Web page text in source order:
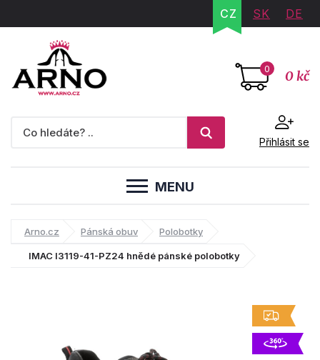
CZ SK DE
0 0 kč
Přihlásit se
MENU
Arno.cz Pánská obuv Polobotky
IMAC I3119-41-PZ24 hnědé pánské polobotky